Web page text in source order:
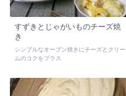
すずきとじゃがいものチーズ焼
き
シンプルなオーブン焼きにチーズとクリー
ムのコクをプラス